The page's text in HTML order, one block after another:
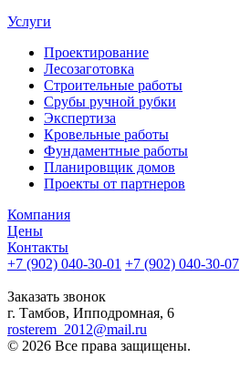
Услуги
Проектирование
Лесозаготовка
Строительные работы
Срубы ручной рубки
Экспертиза
Кровельные работы
Фундаментные работы
Планировщик домов
Проекты от партнеров
Компания
Цены
Контакты
+7 (902) 040-30-01 +7 (902) 040-30-07
Заказать звонок
г. Тамбов, Ипподромная, 6
rosterem_2012@mail.ru
© 2026 Все права защищены.